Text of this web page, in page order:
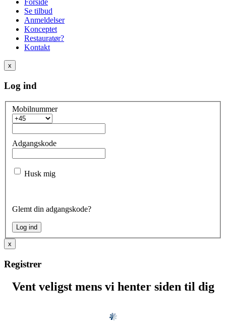
Forside
Se tilbud
Anmeldelser
Konceptet
Restauratør?
Kontakt
x
Log ind
Mobilnummer
Adgangskode
Husk mig
Glemt din adgangskode?
x
Registrer
Vent veligst mens vi henter siden til dig